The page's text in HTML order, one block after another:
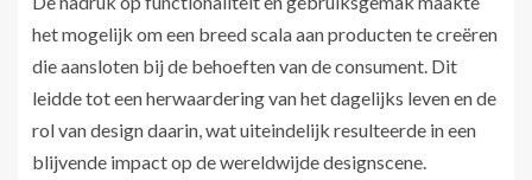
het mogelijk om een breed scala aan producten te creëren
die aansloten bij de behoeften van de consument. Dit
leidde tot een herwaardering van het dagelijks leven en de
rol van design daarin, wat uiteindelijk resulteerde in een
blijvende impact op de wereldwijde designscene.